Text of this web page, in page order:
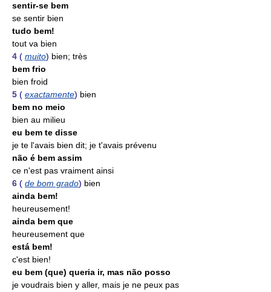
sentir-se bem
se sentir bien
tudo bem!
tout va bien
4 ( muito) bien; très
bem frio
bien froid
5 ( exactamente) bien
bem no meio
bien au milieu
eu bem te disse
je te l'avais bien dit; je t'avais prévenu
não é bem assim
ce n'est pas vraiment ainsi
6 ( de bom grado) bien
ainda bem!
heureusement!
ainda bem que
heureusement que
está bem!
c'est bien!
eu bem (que) queria ir, mas não posso
je voudrais bien y aller, mais je ne peux pas